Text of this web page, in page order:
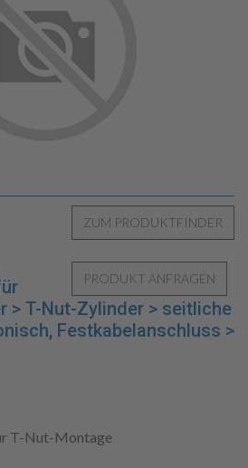
> T-Nut-Zylinder > seitliche
Festkabelanschluss >
T-Nut-Montage